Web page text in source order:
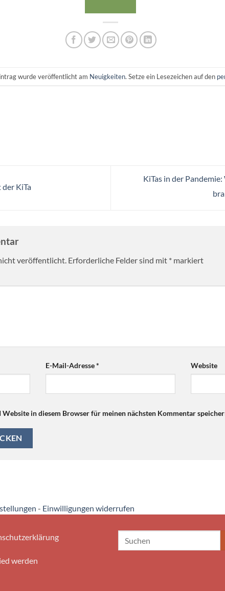
wurde veröffentlicht am Neuigkeiten. Setze ein Lesezeichen auf den
KiTa
KiTas in der
veröffentlicht. Erforderliche Felder sind mit * markiert
E-Mail-Adresse* Website
Website in diesem Browser für meinen nächsten Kommentar
- Einwilligungen widerrufen
werden